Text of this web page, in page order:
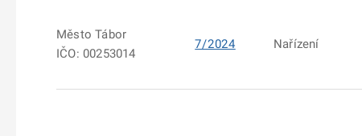
Město Tábor
IČO: 00253014
7/2024 Nařízení